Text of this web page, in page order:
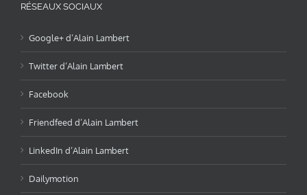
RÉSEAUX SOCIAUX
Google+ d’Alain Lambert
Twitter d’Alain Lambert
Facebook
Friendfeed d’Alain Lambert
LinkedIn d’Alain Lambert
Dailymotion